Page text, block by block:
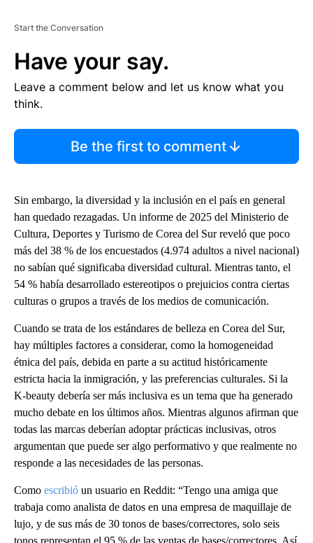
Start the Conversation
Have your say.
Leave a comment below and let us know what you
think.
Be the first to comment
Sin embargo, la diversidad y la inclusión en el país en general
han quedado rezagadas. Un informe de 2025 del Ministerio de
Cultura, Deportes y Turismo de Corea del Sur reveló que poco
más del 38 % de los encuestados (4.974 adultos a nivel nacional)
no sabían qué significaba diversidad cultural. Mientras tanto, el
54 % había desarrollado estereotipos o prejuicios contra ciertas
culturas o grupos a través de los medios de comunicación.
Cuando se trata de los estándares de belleza en Corea del Sur,
hay múltiples factores a considerar, como la homogeneidad
étnica del país, debida en parte a su actitud históricamente
estricta hacia la inmigración, y las preferencias culturales. Si la
K-beauty debería ser más inclusiva es un tema que ha generado
mucho debate en los últimos años. Mientras algunos afirman que
todas las marcas deberían adoptar prácticas inclusivas, otros
argumentan que puede ser algo performativo y que realmente no
responde a las necesidades de las personas.
Como escribió un usuario en Reddit: “Tengo una amiga que
trabaja como analista de datos en una empresa de maquillaje de
lujo, y de sus más de 30 tonos de bases/correctores, solo seis